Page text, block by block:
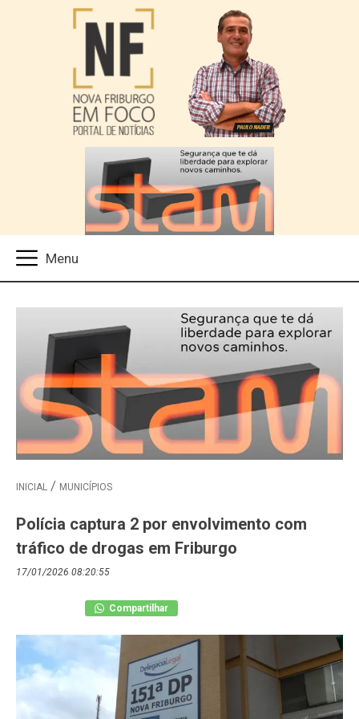
INICIAL MUNICÍPIOS
Polícia captura 2 por envolvimento com
tráfico de drogas em Friburgo
17/01/2026 08:20:55
Compartilhar